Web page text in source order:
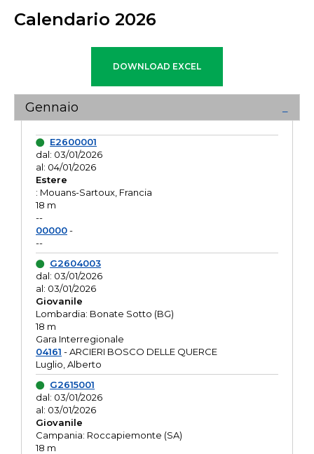
Calendario 2026
Gennaio
E2600001
dal: 03/01/2026
al: 04/01/2026
Estere
: Mouans-Sartoux, Francia
18 m
--
00000-
--
G2604003
dal: 03/01/2026
al: 03/01/2026
Giovanile
Lombardia: Bonate Sotto (BG)
18 m
Gara Interregionale
04161 - ARCIERI BOSCO DELLE QUERCE
Luglio, Alberto
G2615001
dal: 03/01/2026
al: 03/01/2026
Giovanile
Campania: Roccapiemonte (SA)
18 m